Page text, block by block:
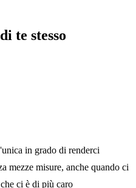
te stesso
in grado di renderci
mezze misure, anche quando ci
ci è di più caro